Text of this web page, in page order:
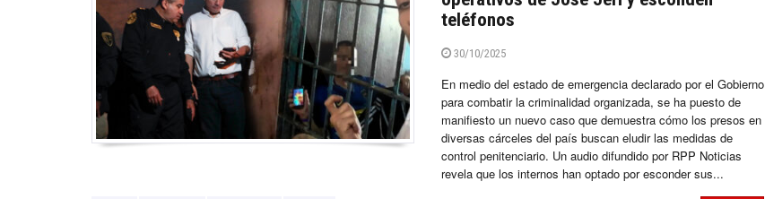
teléfonos
30/10/2025
En medio del estado de emergencia declarado por el Gobierno
para combatir la criminalidad organizada, se ha puesto de
manifiesto un nuevo caso que demuestra cómo los presos en
diversas cárceles del país buscan eludir las medidas de
control penitenciario. Un audio difundido por RPP Noticias
revela que los internos han optado por esconder sus...